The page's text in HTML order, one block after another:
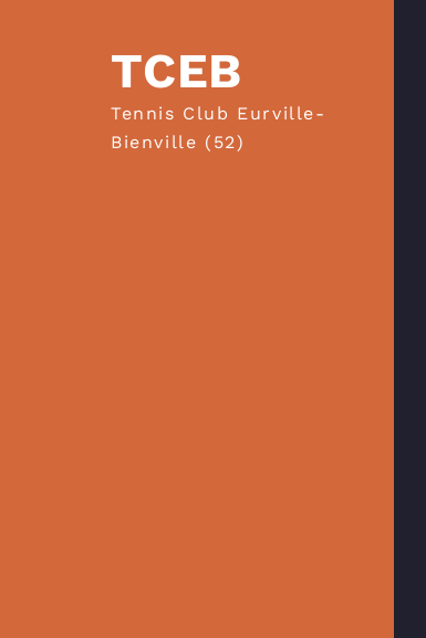
TCEB
Tennis Club Eurville-
Bienville (52)